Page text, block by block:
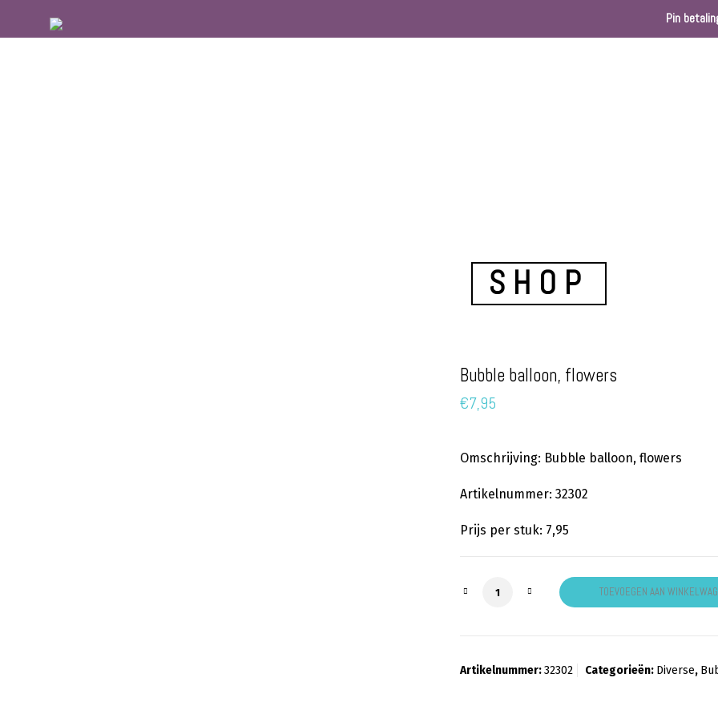
Pin
SHOP
Bubble balloon, flowers
€7,95
Omschrijving: Bubble balloon, flowers
Artikelnummer: 32302
Prijs per stuk: 7,95
Bubble balloon, flowers aantal
TOEVOEGEN AAN
Artikelnummer:32302 Categorieën: Diverse,